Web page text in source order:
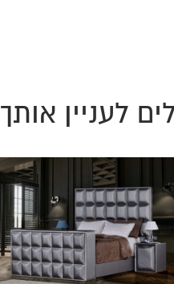
לעניין אותך